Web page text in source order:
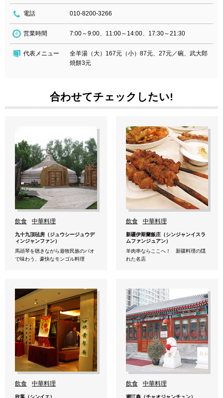
電話 010-8200-3266
営業時間 7:00～9:00、11:00～14:00、17:30～21:30
代表メニュー
全羊湯（大）167元（小）87元、27元／碗、武大郎
焼餅3元
合わせてチェックしたい!
飲食 中華料理
九十九頂毡房（ジュウシージュウデ
ィンジャンファン）
馬頭琴を聴きながら遊牧民族のパオ
で味わう、豪快なモンゴル料理
飲食 中華料理
新疆伊斯蘭飯庄（シンジャンイスラ
ムファンジュアン）
羊肉串ならここへ！ 新疆料理の隠
れた名店
飲食 中華料理
欣葉（シンイエ）
飲食 中華料理
潮江春（チャオジャンチュン）